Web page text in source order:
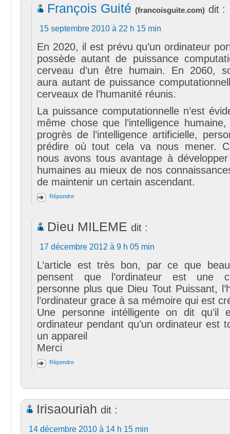
François Guité (francoisguite.com) dit :
15 septembre 2010 à 22 h 15 min
En 2020, il est prévu qu’un ordinateur
possède autant de puissance
cerveau d’un être humain. En 2060,
aura autant de puissance
cerveaux de l’humanité réunis.
La puissance computationnelle n’est
même chose que l’intelligence
progrès de l’intelligence artificielle,
prédire où tout cela va nous mener.
nous avons tous avantage à
humaines au mieux de nos
de maintenir un certain ascendant.
Répondre
Dieu MILEME dit :
17 décembre 2012 à 9 h 05 min
L’article est très bon, par ce que
pensent que l’ordinateur est une
personne plus que Dieu Tout Puissant,
l’ordinateur grace à sa mémoire qui est
Une personne intélligente on dit qu’il
ordinateur pendant qu’un ordinateur est
un appareil
Merci
Répondre
Irisaouriah dit :
14 décembre 2010 à 14 h 15 min